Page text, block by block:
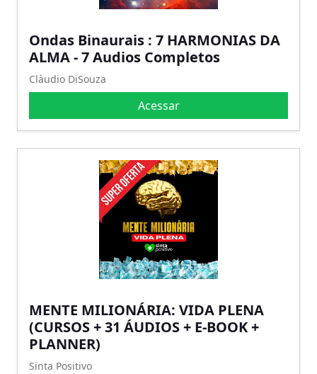
Ondas Binaurais : 7 HARMONIAS DA
ALMA - 7 Audios Completos
Clàudio DiSouza
Acessar
MENTE MILIONÁRIA: VIDA PLENA
(CURSOS + 31 ÁUDIOS + E-BOOK +
PLANNER)
Sinta Positivo